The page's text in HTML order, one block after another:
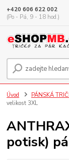
+420 606 622 002
(Po - Pá, 9 - 18 hod.)
Úvod PÁNSKÁ
velikost 3XL
potisk)